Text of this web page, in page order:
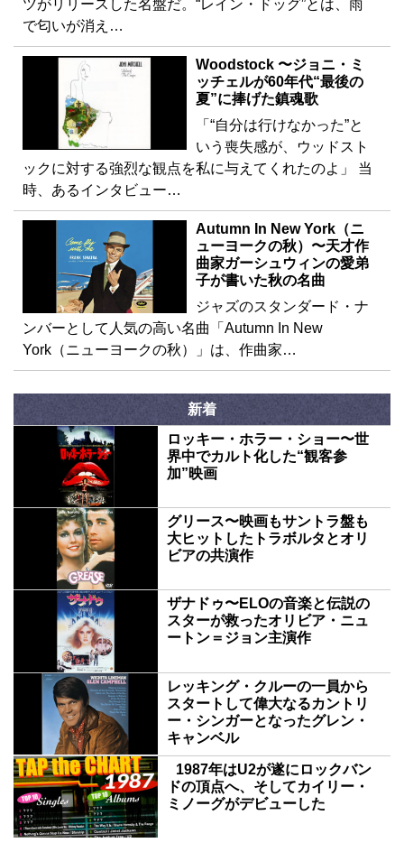
ツがリリースした名盤だ。“レイン・ドッグ”とは、雨
で匂いが消え…
Woodstock 〜ジョニ・ミ
ッチェルが60年代“最後の
夏”に捧げた鎮魂歌
「“自分は行けなかった”と
いう喪失感が、ウッドスト
ックに対する強烈な観点を私に与えてくれたのよ」 当
時、あるインタビュー…
Autumn In New York（ニ
ューヨークの秋）〜天才作
曲家ガーシュウィンの愛弟
子が書いた秋の名曲
ジャズのスタンダード・ナ
ンバーとして人気の高い名曲「Autumn In New
York（ニューヨークの秋）」は、作曲家…
新着
ロッキー・ホラー・ショー〜世
界中でカルト化した“観客参
加”映画
グリース〜映画もサントラ盤も
大ヒットしたトラボルタとオリ
ビアの共演作
ザナドゥ〜ELOの音楽と伝説の
スターが救ったオリビア・ニュ
ートン＝ジョン主演作
レッキング・クルーの一員から
スタートして偉大なるカントリ
ー・シンガーとなったグレン・
キャンベル
1987年はU2が遂にロックバン
ドの頂点へ、そしてカイリー・
ミノーグがデビューした